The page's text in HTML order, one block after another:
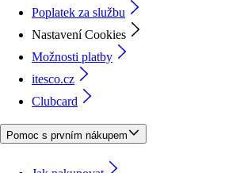
Poplatek za službu
Nastavení Cookies
Možnosti platby
itesco.cz
Clubcard
Pomoc s prvním nákupem